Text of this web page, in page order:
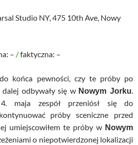
Studio NY, 475 10th Ave, Nowy
– /faktyczna: –
końca pewności, czy te próby po
dalej odbywały się w Nowym Jorku.
maja zespół przeniósł się do
próby sceniczne przed
umiejscowiłem te próby w Nowym
o niepotwierdzonej lokalizacji